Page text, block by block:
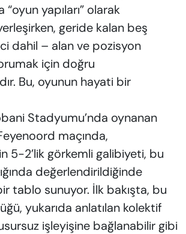
yapıları” olarak
geride kalan beş
dahil – alan ve pozisyon
için doğru
Bu, oyunun hayati bir
Stadyumu’nda oynanan
maçında,
5-2’lik görkemli galibiyeti, bu
değerlendirildiğinde
tablo sunuyor. İlk bakışta, bu
yukarıda anlatılan kolektif
işleyişine bağlanabilir gibi